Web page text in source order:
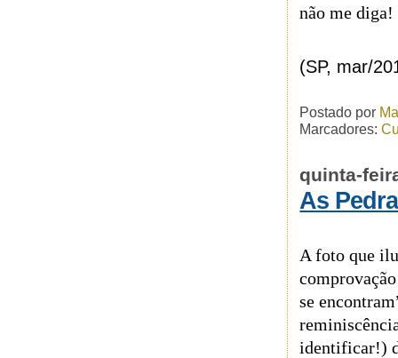
não me diga!
(SP, mar/
Postado por
Marcadores:
quinta-
As
A foto que
se
identificar!)